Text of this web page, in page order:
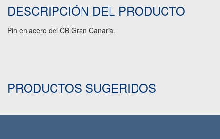
DESCRIPCIÓN DEL PRODUCTO
Pin en acero del CB Gran Canaria.
PRODUCTOS SUGERIDOS